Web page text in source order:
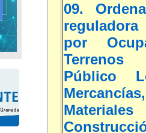
09.
por
Público
Mercancías,